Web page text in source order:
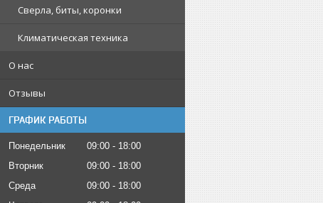
Сверла, биты, коронки
Климатическая техника
О нас
Отзывы
ГРАФИК РАБОТЫ
Понедельник 09:00
18:00
Вторник
09:00
18:00
Среда
09:00
18:00